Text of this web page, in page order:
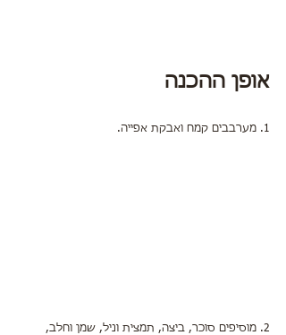
אופן ההכנה
1. מערבבים קמח ואבקת אפייה.
2. מוסיפים סוכר, ביצה, תמצית וניל, שמן וחלב,